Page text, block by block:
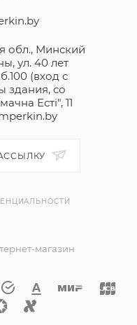
обл., Минский
ул. 40 лет
(вход с
здания, со
Естi", 11
магазин